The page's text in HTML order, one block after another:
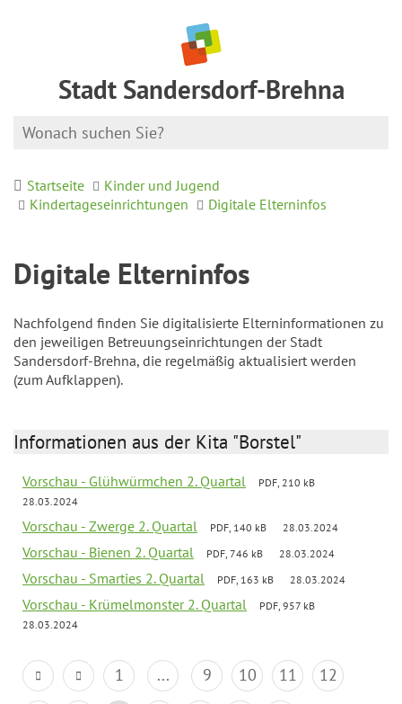
Stadt Sandersdorf-Brehna
Startseite
Kinder und Jugend
Kindertageseinrichtungen
Digitale Elterninfos
Digitale Elterninfos
Nachfolgend finden Sie digitalisierte Elterninformationen zu
den jeweiligen Betreuungseinrichtungen der Stadt
Sandersdorf-Brehna, die regelmäßig aktualisiert werden
(zum Aufklappen).
Informationen aus der Kita "Borstel"
Vorschau - Glühwürmchen 2. Quartal
PDF, 210 kB
28.03.2024
Vorschau - Zwerge 2. Quartal PDF, 140 kB 28.03.2024
Vorschau - Bienen 2. Quartal PDF, 746 kB 28.03.2024
Vorschau - Smarties 2. Quartal PDF, 163 kB 28.03.2024
Vorschau - Krümelmonster 2. Quartal
PDF, 957 kB
28.03.2024
1 ... 9 10 11
12